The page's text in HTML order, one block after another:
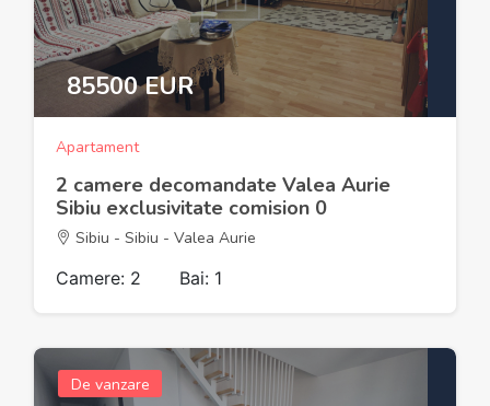
85500 EUR
Apartament
2 camere decomandate Valea Aurie
Sibiu exclusivitate comision 0
Sibiu - Sibiu - Valea Aurie
Camere: 2 Bai: 1
De vanzare